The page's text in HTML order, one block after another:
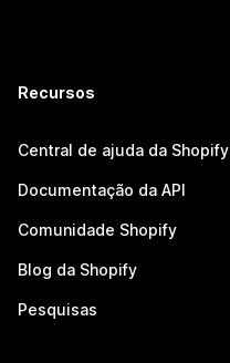
Recursos
Central de ajuda da Shopify
Documentação da API
Comunidade Shopify
Blog da Shopify
Pesquisas